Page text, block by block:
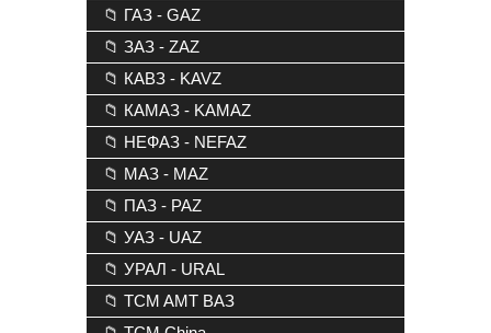
📁 ГАЗ - GAZ
📁 ЗАЗ - ZAZ
📁 КАВЗ - KAVZ
📁 КАМАЗ - KAMAZ
📁 НЕФАЗ - NEFAZ
📁 МАЗ - MAZ
📁 ПАЗ - PAZ
📁 УАЗ - UAZ
📁 УРАЛ - URAL
📁 TCM AMT ВАЗ